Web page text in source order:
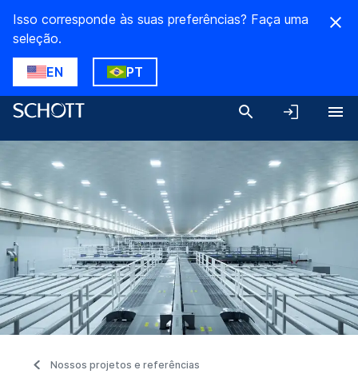
Isso corresponde às suas preferências? Faça uma
seleção.
EN PT
Nossos projetos e referências